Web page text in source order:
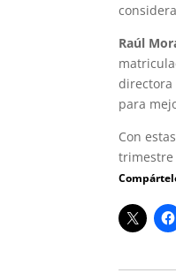
Raúl
directora
para
Con
trimestre